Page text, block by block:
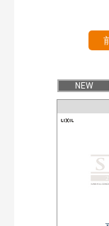
キーワード検索
おすすめハッシ
まずはここから（3）
NEW